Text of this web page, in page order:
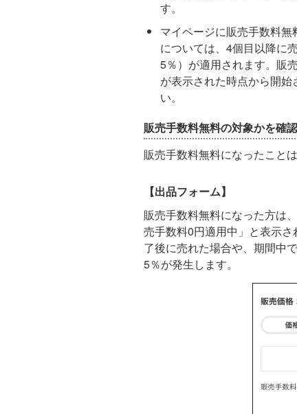
す。
マイページに販売手数料
については、4個目以降に
5％）が適用されます。販
が表示された時点から開
い。
販売手数料無料の対象かを確
販売手数料無料になったこと
【出品フォーム】
販売手数料無料になった方は
売手数料0円適用中」と表示
了後に売れた場合や、期間中
5％が発生します。